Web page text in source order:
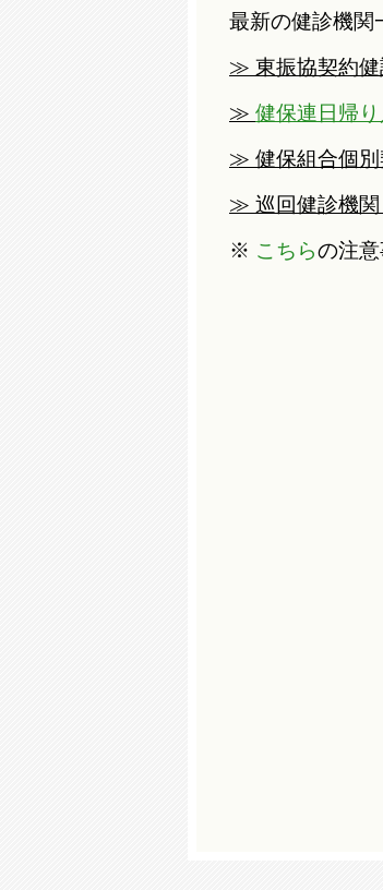
最新の健診機関
≫ 東振協契約健
≫ 健保連日帰
≫ 健保組合個
≫ 巡回健診機
※ こちらの注